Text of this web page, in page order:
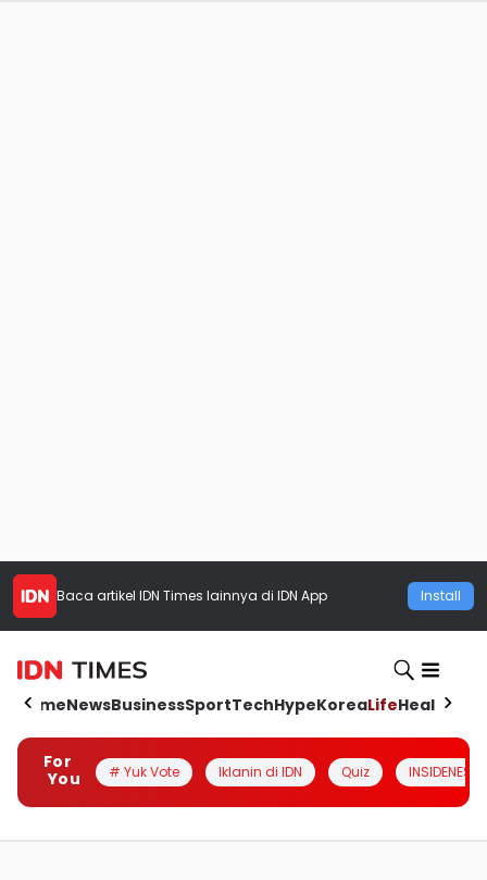
Baca artikel IDN Times lainnya di IDN App Install
HomeNewsBusinessSportTechHypeKoreaLifeHealth
For
You
# Yuk Vote Iklanin di IDN Quiz INSIDENESIA